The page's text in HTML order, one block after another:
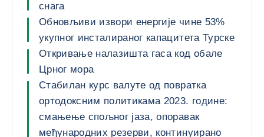
снага
Обновљиви извори енергије чине 53%
укупног инсталираног капацитета Турске
Откривање налазишта гаса код обале
Црног мора
Стабилан курс валуте од повратка
ортодоксним политикама 2023. године:
смањење спољног јаза, опоравак
међународних резерви, континуирано